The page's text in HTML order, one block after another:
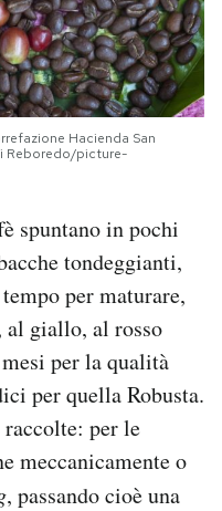
Hacienda San
Reboredo/picture-
spuntano in pochi
tondeggianti,
per maturare,
al giallo, al rosso
per la qualità
per quella Robusta.
raccolte: per le
meccanicamente o
, passando cioè una